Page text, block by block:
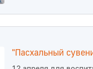
"Пасхальный